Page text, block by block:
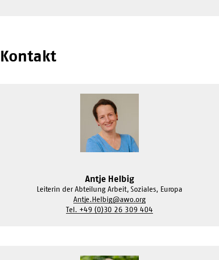
Kontakt
Antje Helbig
Leiterin der Abteilung Arbeit, Soziales, Europa
Antje.Helbig@awo.org
Tel. +49 (0)30 26 309 404